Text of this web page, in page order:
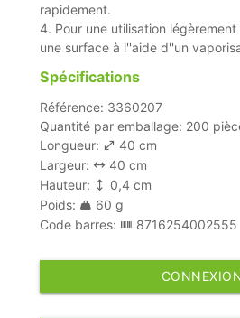
rapidement.
4. Pour une utilisation
une surface à l''aide d''un
Spécifications
Référence: 3360207
Quantité par emballage: 200
Longueur:
40 cm
Largeur:
40 cm
Hauteur:
0,4 cm
Poids:
60 g
Code barres:
8716254002555